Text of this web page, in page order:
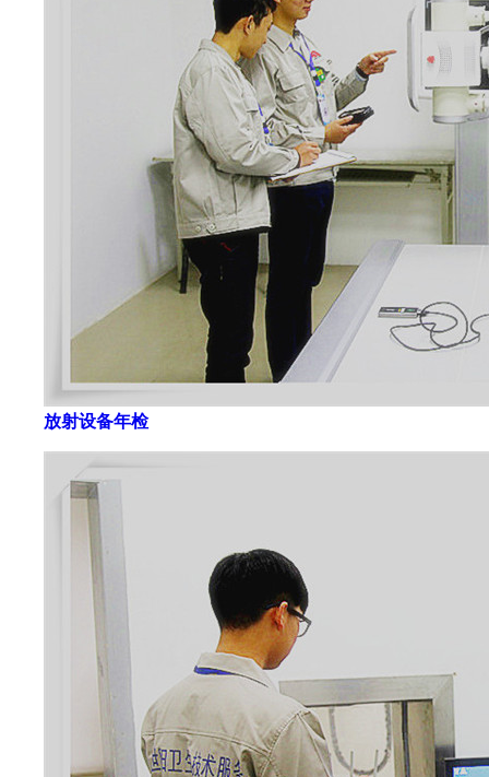
放射设备年检